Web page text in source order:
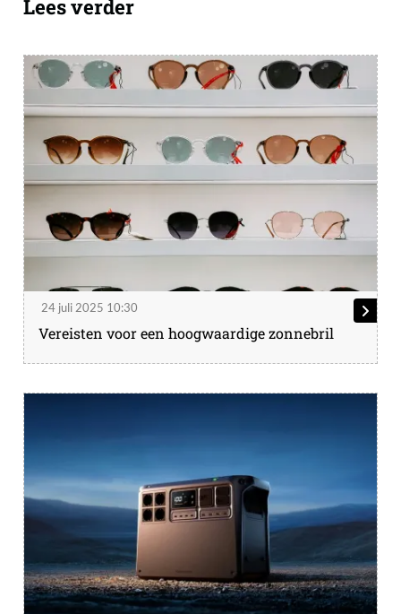
Lees verder
24 juli 2025 10:30
Vereisten voor een hoogwaardige zonnebril